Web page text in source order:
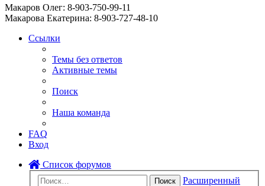
Макаров Олег: 8-903-750-99-11
Макарова Екатерина: 8-903-727-48-10
Ссылки
Темы без ответов
Активные темы
Поиск
Наша команда
FAQ
Вход
Список форумов
Поиск
Расширенный